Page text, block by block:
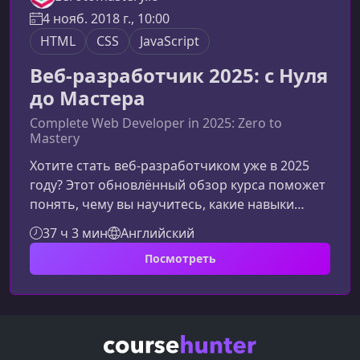
4 нояб. 2018 г., 10:00
HTML
CSS JavaScript
Веб-разработчик 2025: с Нуля
до Мастера
Complete Web Developer in 2025: Zero to
Mastery
Хотите стать веб‑разработчиком уже в 2025
году? Этот обновлённый обзор курса поможет
понять, чему вы научитесь, какие навыки
получите и почему программа считается
одной из лучших для старта карьеры в IT.Что
представляет собой курсЭто комплексная
нуля и стремится быстро войти в профессию.
современные технологии и практические
37 ч 3 мин Английский
Посмотреть